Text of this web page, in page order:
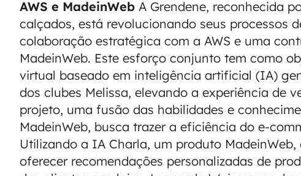
AWS e MadeinWeb A Grendene, reconhecida
calçados, está revolucionando seus processos
colaboração estratégica com a AWS e uma
MadeinWeb. Este esforço conjunto tem como
virtual baseado em inteligência artificial (IA)
dos clubes Melissa, elevando a experiência de
projeto, uma fusão das habilidades e
MadeinWeb, busca trazer a eficiência do e-
Utilizando a IA Charla, um produto
oferecer recomendações personalizadas de